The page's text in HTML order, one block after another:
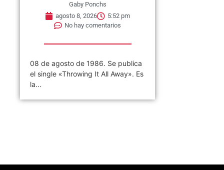
Gaby Ponchs
agosto 8, 2026
5:52 pm
No hay comentarios
08 de agosto de 1986. Se publica
el single «Throwing It All Away». Es
la...